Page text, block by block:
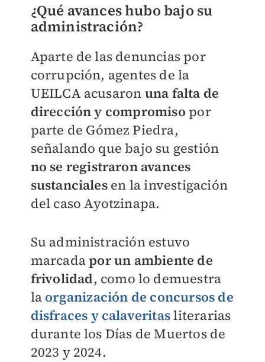
¿Qué avances hubo bajo su
administración?
Aparte de las denuncias por
corrupción, agentes de la
UEILCA acusaron una falta de
dirección y compromiso por
parte de Gómez Piedra,
señalando que bajo su gestión
no se registraron avances
sustancialesen la investigación
del caso Ayotzinapa.
Su administración estuvo
marcadapor un ambiente de
frivolidad, como lo demuestra
la organización de concursos de
disfraces y calaveritasliterarias
durante los Días de Muertos de
2023 y 2024.